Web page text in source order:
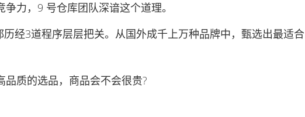
力，9 号仓库团队深谙这个道理。
3道程序层层把关。从国外成千上万种品牌中，甄选出最适合
质的选品，商品会不会很贵?